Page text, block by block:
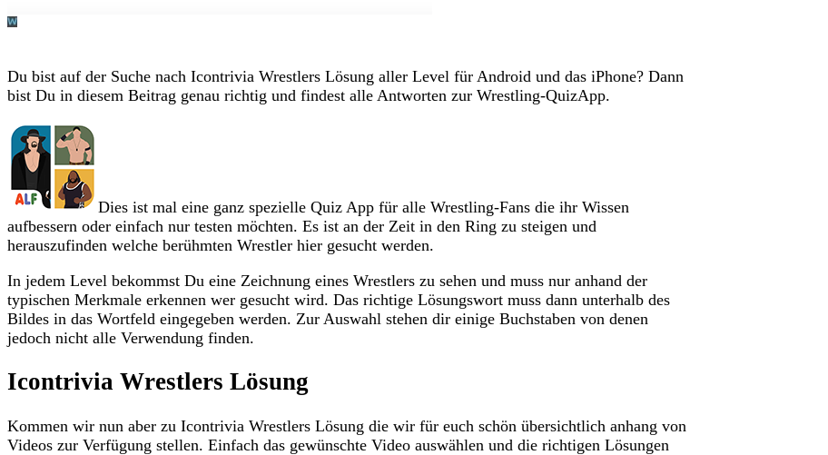
Du bist auf der Suche nach Icontrivia Wrestlers Lösung aller Level für Android und das iPhone? Dann
bist Du in diesem Beitrag genau richtig und findest alle Antworten zur Wrestling-QuizApp.
Dies ist mal eine ganz spezielle Quiz App für alle Wrestling-Fans die ihr Wissen
aufbessern oder einfach nur testen möchten. Es ist an der Zeit in den Ring zu steigen und
herauszufinden welche berühmten Wrestler hier gesucht werden.
In jedem Level bekommst Du eine Zeichnung eines Wrestlers zu sehen und muss nur anhand der
typischen Merkmale erkennen wer gesucht wird. Das richtige Lösungswort muss dann unterhalb des
Bildes in das Wortfeld eingegeben werden. Zur Auswahl stehen dir einige Buchstaben von denen
jedoch nicht alle Verwendung finden.
Icontrivia Wrestlers Lösung
Kommen wir nun aber zu Icontrivia Wrestlers Lösung die wir für euch schön übersichtlich anhang von
Videos zur Verfügung stellen. Einfach das gewünschte Video auswählen und die richtigen Lösungen